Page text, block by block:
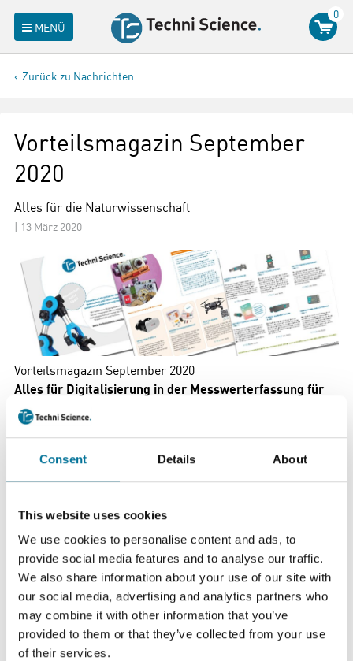
Consent Details About
This website uses cookies
We use cookies to personalise content and ads, to
provide social media features and to analyse our traffic.
We also share information about your use of our site with
our social media, advertising and analytics partners who
may combine it with other information that you’ve
provided to them or that they’ve collected from your use
of their services.
MENÜ
0
Zurück zu Nachrichten
Vorteilsmagazin September
2020
Alles für die Naturwissenschaft
13 März 2020
Vorteilsmagazin September 2020
Alles für Digitalisierung in der Messwerterfassung für
Ihre naturwissenschaftlichen Fächer!
28 Seiten mit den neuesten Produkten zu Digitalisierung
und STEAM/MINT, mit denen Naturwissenschaften noch
mehr Spaß machen!
Mit vielen neuen Produkten und zahlreichen Angeboten!
Haben Sie zum Beispiel unsere Drohnen entdeckt? Oder
unsere anderen neuen STEAM/MINT-Produkte?
Hier können Sie sich unsere neueste Broschüre
herunterladen.
In dieser Broschüre finden Sie eine kleine Auswahl